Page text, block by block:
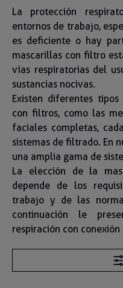
La protección
entornos de trabajo,
es deficiente o hay
mascarillas con filtro
vías respiratorias del
sustancias nocivas.
Existen diferentes
con filtros, como las
faciales completas,
sistemas de filtrado. En
una amplia gama de
La elección de la
depende de los
trabajo y de las
continuación le
respiración con conexión